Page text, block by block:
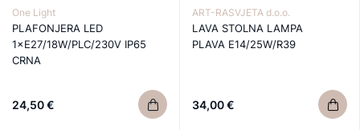
One Light
PLAFONJERA LED
1×E27/18W/PLC/230V IP65
CRNA
24,50 €
ART-RASVJETA d.o.o.
LAVA STOLNA LAMPA
PLAVA E14/25W/R39
34,00 €